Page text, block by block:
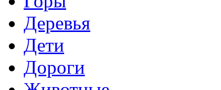
Деревья
Дети
Дороги